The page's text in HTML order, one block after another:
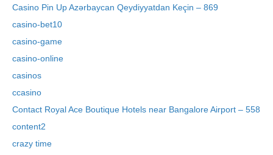
Casino Pin Up Azərbaycan Qeydiyyatdan Keçin – 869
casino-bet10
casino-game
casino-online
casinos
ccasino
Contact Royal Ace Boutique Hotels near Bangalore Airport – 558
content2
crazy time